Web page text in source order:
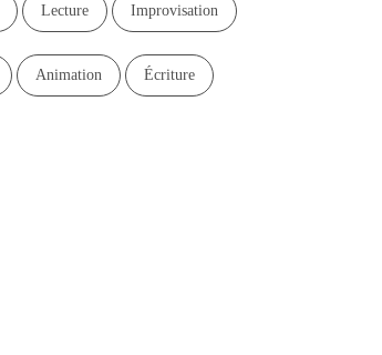
Lecture Improvisation
Animation Écriture